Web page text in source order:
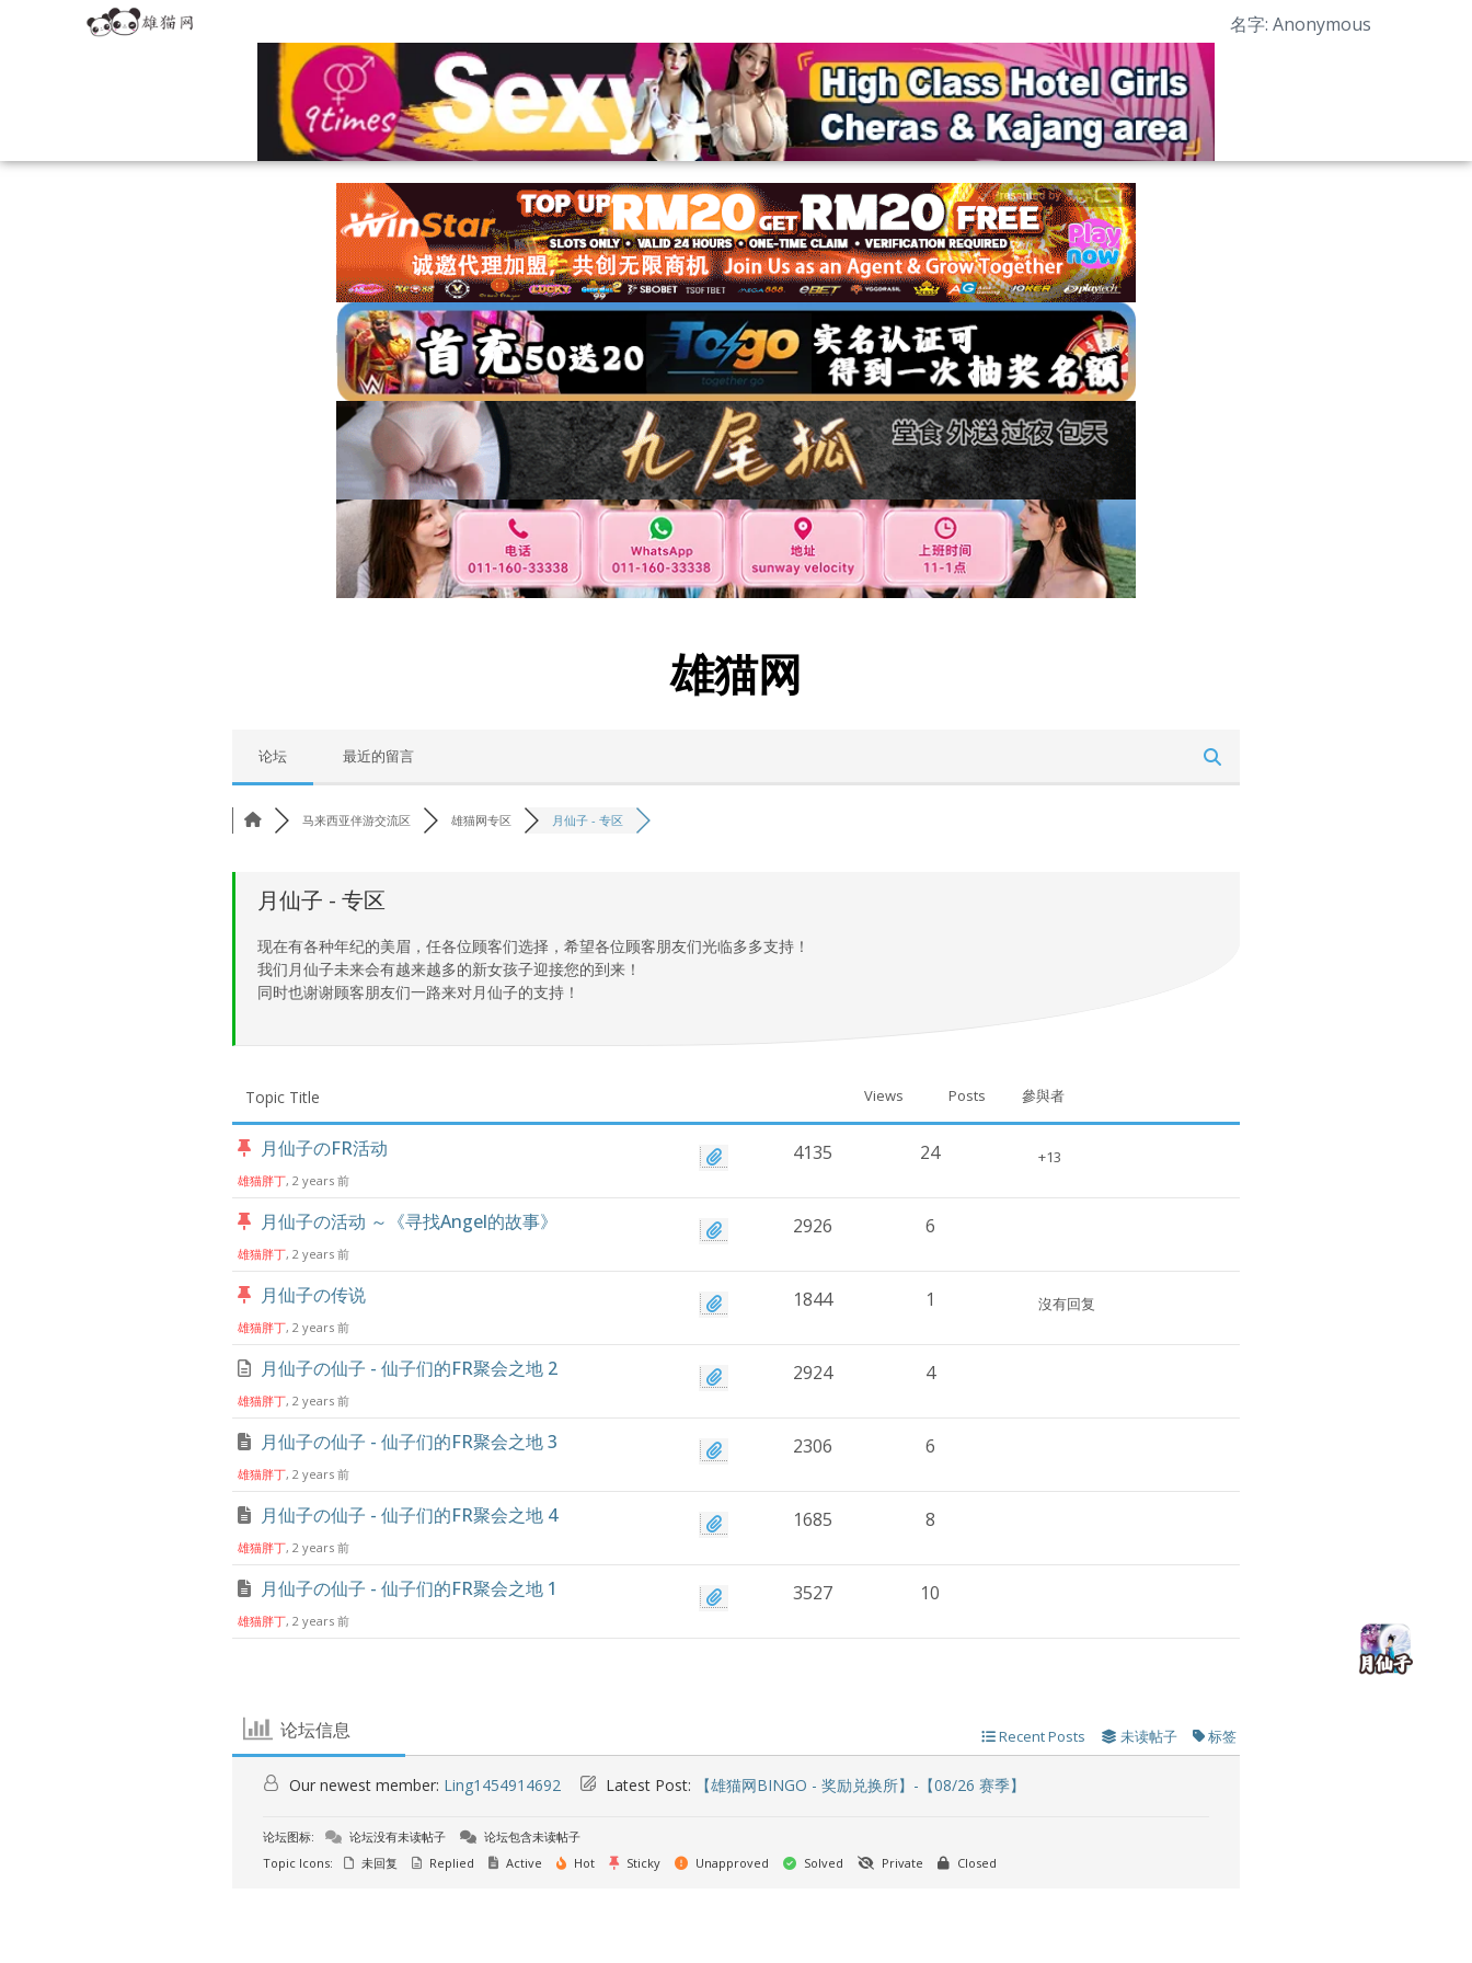
名字: Anonymous
雄猫网
论坛 最近的留言
马来西亚伴游交流区 雄猫网专区 月仙子 - 专区
月仙子 - 专区
现在有各种年纪的美眉，任各位顾客们选择，希望各位顾客朋友们光临多多支持！
我们月仙子未来会有越来越多的新女孩子迎接您的到来！
同时也谢谢顾客朋友们一路来对月仙子的支持！
Topic Title Views Posts 參與者
月仙子のFR活动
雄猫胖丁, 2 years 前
4135 24 +13
月仙子の活动 ～《寻找Angel的故事》
雄猫胖丁, 2 years 前
2926 6
月仙子の传说
雄猫胖丁, 2 years 前
1844 1 沒有回复
月仙子の仙子 - 仙子们的FR聚会之地 2
雄猫胖丁, 2 years 前
2924 4
月仙子の仙子 - 仙子们的FR聚会之地 3
雄猫胖丁, 2 years 前
2306 6
月仙子の仙子 - 仙子们的FR聚会之地 4
雄猫胖丁, 2 years 前
1685 8
月仙子の仙子 - 仙子们的FR聚会之地 1
雄猫胖丁, 2 years 前
3527 10
论坛信息 Recent Posts 未读帖子 标签
Our newest member: Ling1454914692 Latest Post: 【雄猫网BINGO - 奖励兑换所】-【08/26 赛季】
论坛图标: 论坛没有未读帖子
论坛包含未读帖子
Topic Icons:
未回复 Replied Active Hot Sticky Unapproved Solved Private Closed